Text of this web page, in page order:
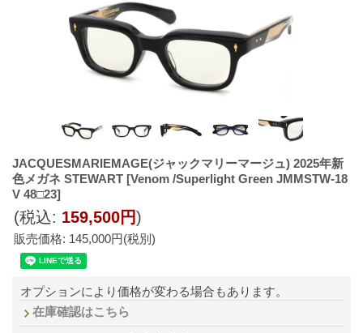
JACQUESMARIEMAGE(ジャックマリーマージュ) 2025年新
色メガネ STEWART [Venom /Superlight Green JMMSTW-18
V 48□23]
販売価格: 145,000円(税別)
(税込: 159,500円)
オプションにより価格が変わる場合もあります。
在庫確認はこちら